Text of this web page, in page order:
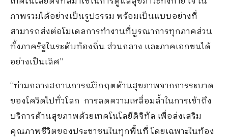
ภาพรวมได้อย่างเป็นรูปธรรม พร้อมเป็นแบบอย่างที่
สามารถส่งต่อโมเดลการทำงานที่บูรณาการทุกภาคส่วน
ทั้งภาครัฐในระดับท้องถิ่น ส่วนกลาง และภาคเอกชนได้
อย่างเป็นเลิศ”
“ท่ามกลางสถานการณ์วิกฤตด้านสุขภาพจากการระบาด
ของโควิดไปทั่วโลก การลดความเหลื่อมล้ำในการเข้าถึง
บริการด้านสุขภาพด้วยเทคโนโลยีดิจิทัล เพื่อส่งเสริม
คุณภาพชีวิตของประชาชนในทุกพื้นที่ โดยเฉพาะในท้อง